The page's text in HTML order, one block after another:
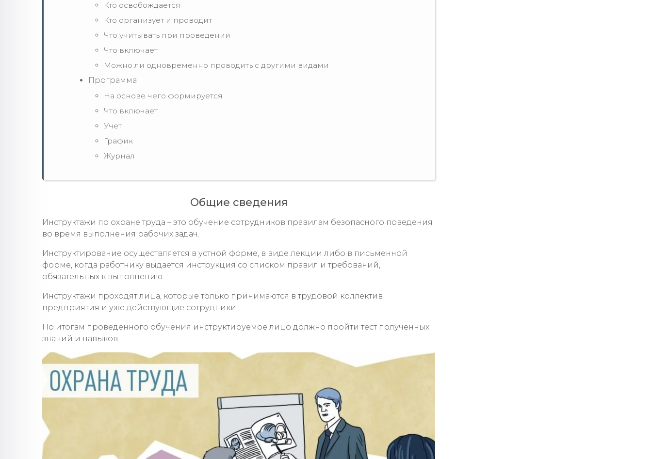
Кто освобождается
Кто организует и проводит
Что учитывать при проведении
Что включает
Можно ли одновременно проводить с другими видами
Программа
На основе чего формируется
Что включает
Учет
График
Журнал
Общие сведения
Инструктажи по охране труда – это обучение сотрудников правилам безопасного поведения
во время выполнения рабочих задач.
Инструктирование осуществляется в устной форме, в виде лекции либо в письменной
форме, когда работнику выдается инструкция со списком правил и требований,
обязательных к выполнению.
Инструктажи проходят лица, которые только принимаются в трудовой коллектив
предприятия и уже действующие сотрудники.
По итогам проведенного обучения инструктируемое лицо должно пройти тест полученных
знаний и навыков.